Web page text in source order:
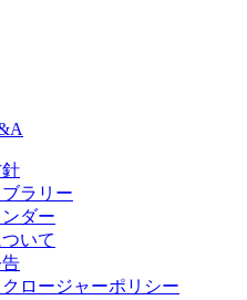
ラリー
ダー
いて
ロージャーポリシー